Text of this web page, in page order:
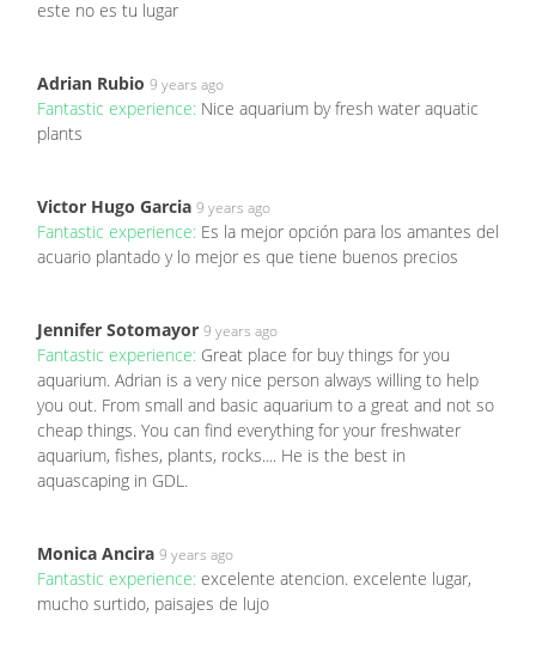
este no es tu lugar
Adrian Rubio 9 years ago
Fantastic experience: Nice aquarium by fresh water aquatic
plants
Victor Hugo Garcia 9 years ago
Fantastic experience: Es la mejor opción para los amantes del
acuario plantado y lo mejor es que tiene buenos precios
Jennifer Sotomayor 9 years ago
Fantastic experience: Great place for buy things for you
aquarium. Adrian is a very nice person always willing to help
you out. From small and basic aquarium to a great and not so
cheap things. You can find everything for your freshwater
aquarium, fishes, plants, rocks.... He is the best in
aquascaping in GDL.
Monica Ancira 9 years ago
Fantastic experience: excelente atencion. excelente lugar,
mucho surtido, paisajes de lujo